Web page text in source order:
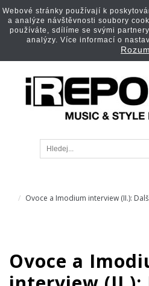
Ovoce a Imodium interview (II.):
Ovoce a
Webové stránky používají k
a analýze návštěvnosti soubory
používáte, sdílíme se svými
analýzy. Více informací o